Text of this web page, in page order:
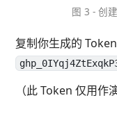
图 3 - 创
复制你生成的
（此 Token 仅用作